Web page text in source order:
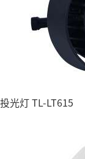
投光灯 TL-LT615